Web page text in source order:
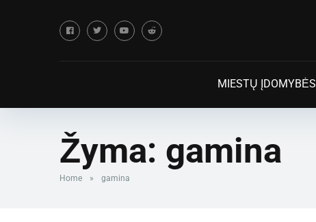
MIESTŲ ĮDOMYBĖS
Žyma: gamina
Home » gamina